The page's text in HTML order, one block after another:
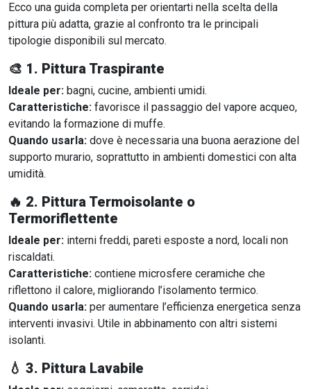
Ecco una guida completa per orientarti nella scelta della
pittura più adatta, grazie al confronto tra le principali
tipologie disponibili sul mercato.
🎨 1. Pittura Traspirante
Ideale per: bagni, cucine, ambienti umidi.
Caratteristiche: favorisce il passaggio del vapore acqueo,
evitando la formazione di muffe.
Quando usarla: dove è necessaria una buona aerazione del
supporto murario, soprattutto in ambienti domestici con alta
umidità.
🔥 2. Pittura Termoisolante o
Termoriflettente
Ideale per: interni freddi, pareti esposte a nord, locali non
riscaldati.
Caratteristiche: contiene microsfere ceramiche che
riflettono il calore, migliorando l’isolamento termico.
Quando usarla: per aumentare l’efficienza energetica senza
interventi invasivi. Utile in abbinamento con altri sistemi
isolanti.
💧 3. Pittura Lavabile